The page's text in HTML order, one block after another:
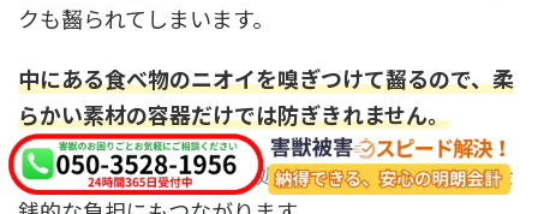
クも齧られてしまいます。
中にある食べ物のニオイを嗅ぎつけて齧るので、柔
らかい素材の容器だけでは防ぎきれません。
穴をあけられれば食品を処分しなければならず、金